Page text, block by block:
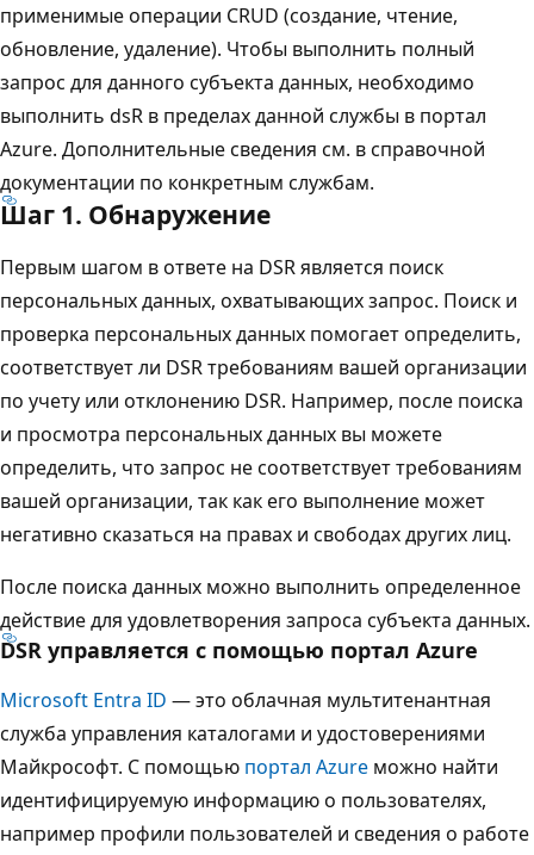
применимые операции CRUD (создание, чтение,
обновление, удаление). Чтобы выполнить полный
запрос для данного субъекта данных, необходимо
выполнить dsR в пределах данной службы в портал
Azure. Дополнительные сведения см. в справочной
документации по конкретным службам.
Шаг 1. Обнаружение
Первым шагом в ответе на DSR является поиск
персональных данных, охватывающих запрос. Поиск и
проверка персональных данных помогает определить,
соответствует ли DSR требованиям вашей организации
по учету или отклонению DSR. Например, после поиска
и просмотра персональных данных вы можете
определить, что запрос не соответствует требованиям
вашей организации, так как его выполнение может
негативно сказаться на правах и свободах других лиц.
После поиска данных можно выполнить определенное
действие для удовлетворения запроса субъекта данных.
DSR управляется с помощью портал Azure
Microsoft Entra ID — это облачная мультитенантная
служба управления каталогами и удостоверениями
Майкрософт. С помощью портал Azure можно найти
идентифицируемую информацию о пользователях,
например профили пользователей и сведения о работе